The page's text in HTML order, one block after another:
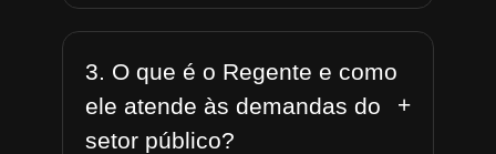
3. O que é o Regente e como
ele atende às demandas do
setor público?
+